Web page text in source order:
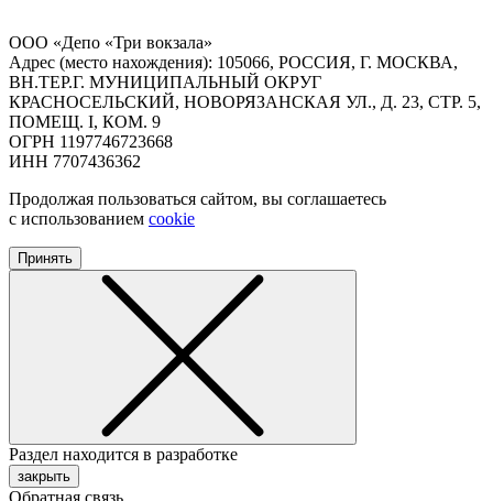
ООО «Депо «Три вокзала»
Адрес (место нахождения): 105066, РОССИЯ, Г. МОСКВА,
ВН.ТЕР.Г. МУНИЦИПАЛЬНЫЙ ОКРУГ
КРАСНОСЕЛЬСКИЙ, НОВОРЯЗАНСКАЯ УЛ., Д. 23, СТР. 5,
ПОМЕЩ. I, КОМ. 9
ОГРН 1197746723668
ИНН 7707436362
Продолжая пользоваться сайтом, вы соглашаетесь
с использованием cookie
Принять
Раздел находится в разработке
закрыть
Обратная связь